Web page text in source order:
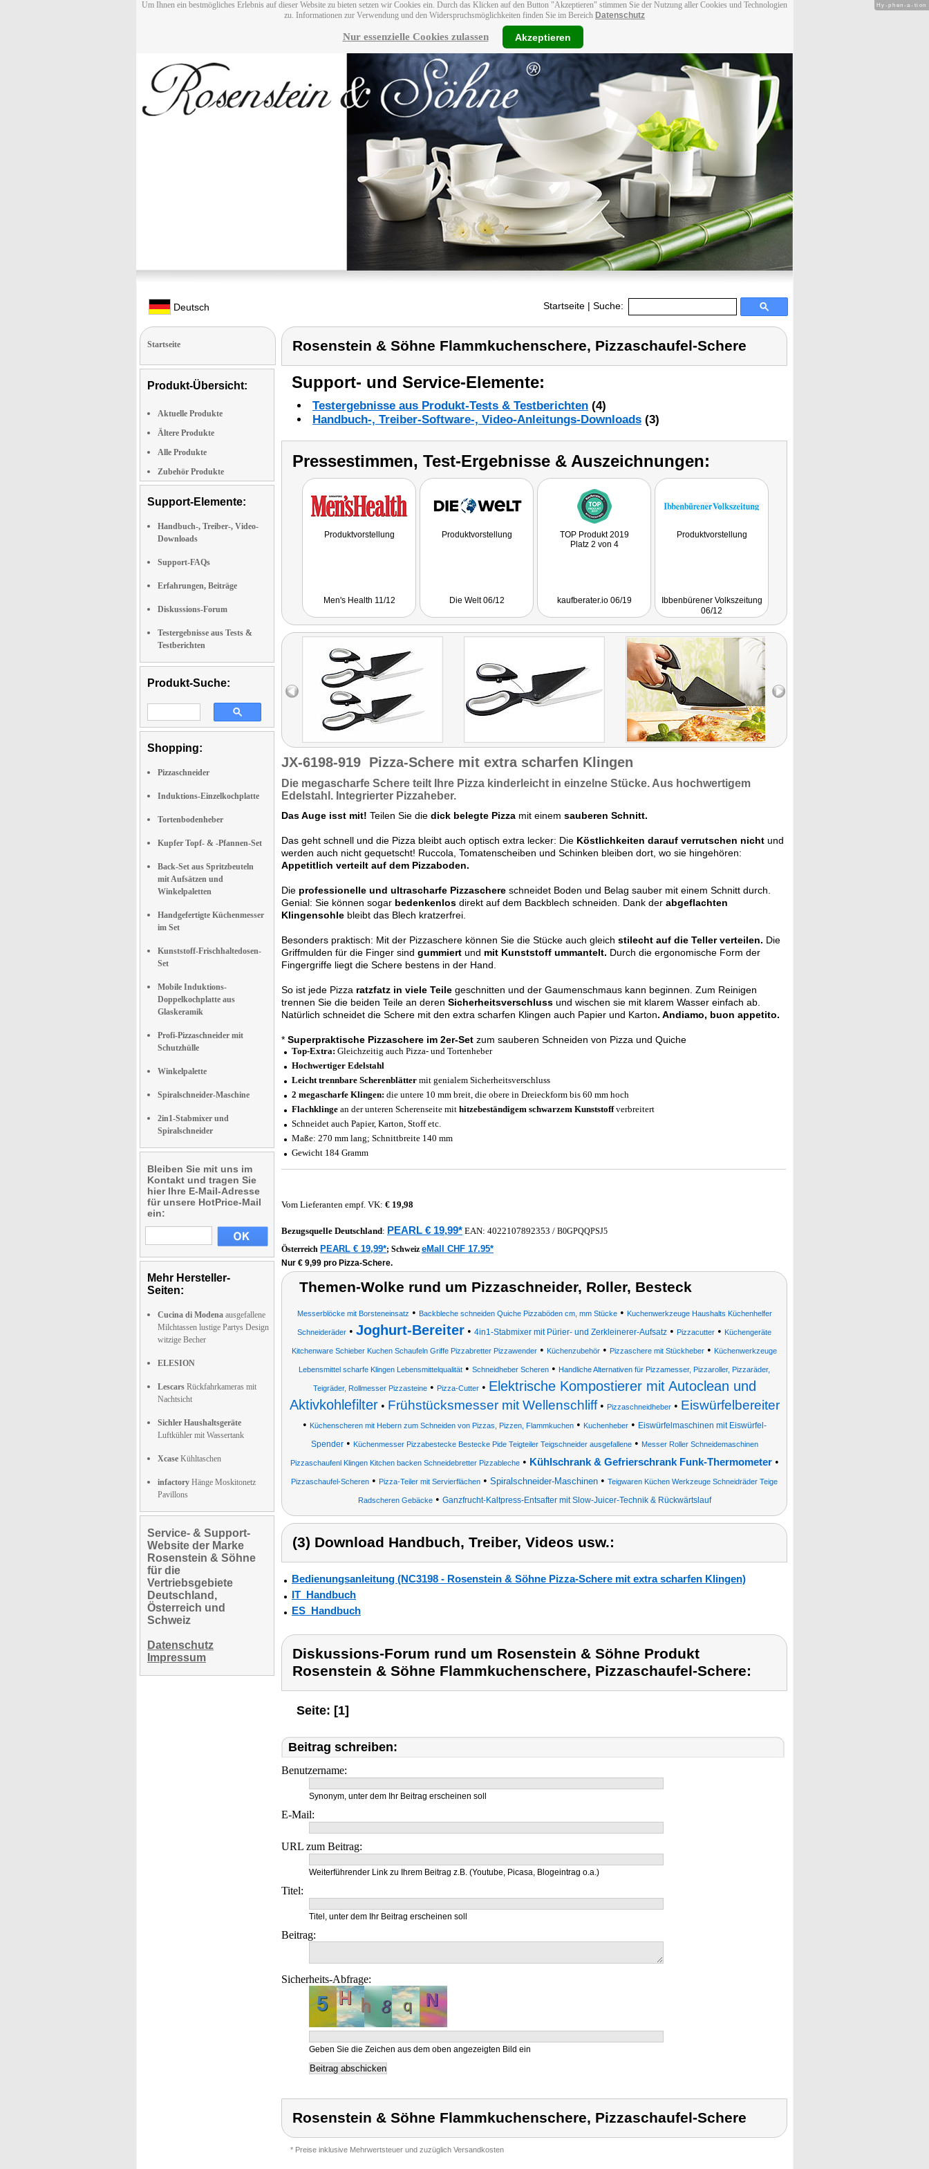
Um Ihnen ein bestmögliches Erlebnis auf dieser Website zu bieten setzen wir Cookies ein. Durch das Klicken auf den Button "Akzeptieren" stimmen Sie der Nutzung aller Cookies und Technologien
zu. Informationen zur Verwendung und den Widerspruchsmöglichkeiten finden Sie im Bereich Datenschutz
Nur essenzielle Cookies zulassen Akzeptieren
Deutsch Startseite | Suche:
Startseite
Produkt-Übersicht:
Aktuelle Produkte
Ältere Produkte
Alle Produkte
Zubehör Produkte
Support-Elemente:
Handbuch-, Treiber-, Video-
Downloads
Support-FAQs
Erfahrungen, Beiträge
Diskussions-Forum
Testergebnisse aus Tests &
Testberichten
Produkt-Suche:
Shopping:
Pizzaschneider
Induktions-Einzelkochplatte
Tortenbodenheber
Kupfer Topf- & -Pfannen-Set
Back-Set aus Spritzbeuteln
mit Aufsätzen und
Winkelpaletten
Handgefertigte Küchenmesser
im Set
Kunststoff-Frischhaltedosen-
Set
Mobile Induktions-
Doppelkochplatte aus
Glaskeramik
Profi-Pizzaschneider mit
Schutzhülle
Winkelpalette
Spiralschneider-Maschine
2in1-Stabmixer und
Spiralschneider
Bleiben Sie mit uns im
Kontakt und tragen Sie
hier Ihre E-Mail-Adresse
für unsere HotPrice-Mail
ein:
Mehr Hersteller-
Seiten:
Cucina di Modena ausgefallene
Milchtassen lustige Partys Design
witzige Becher
ELESION
Lescars Rückfahrkameras mit
Nachtsicht
Sichler Haushaltsgeräte
Luftkühler mit Wassertank
Xcase Kühltaschen
infactory Hänge Moskitonetz
Pavillons
Service- & Support-
Website der Marke
Rosenstein & Söhne
für die
Vertriebsgebiete
Deutschland,
Österreich und
Schweiz
Datenschutz
Impressum
Rosenstein & Söhne Flammkuchenschere, Pizzaschaufel-Schere
Support- und Service-Elemente:
Testergebnisse aus Produkt-Tests & Testberichten (4)
Handbuch-, Treiber-Software-, Video-Anleitungs-Downloads (3)
Pressestimmen, Test-Ergebnisse & Auszeichnungen:
Produktvorstellung
Men's Health 11/12
Produktvorstellung
Die Welt 06/12
TOP Produkt 2019
Platz 2 von 4
kaufberater.io 06/19
Produktvorstellung
Ibbenbürener Volkszeitung
06/12
JX-6198-919 Pizza-Schere mit extra scharfen Klingen
Die megascharfe Schere teilt Ihre Pizza kinderleicht in einzelne Stücke. Aus hochwertigem
Edelstahl. Integrierter Pizzaheber.
Das Auge isst mit! Teilen Sie die dick belegte Pizza mit einem sauberen Schnitt.
Das geht schnell und die Pizza bleibt auch optisch extra lecker: Die Köstlichkeiten darauf verrutschen nicht und
werden auch nicht gequetscht! Ruccola, Tomatenscheiben und Schinken bleiben dort, wo sie hingehören:
Appetitlich verteilt auf dem Pizzaboden.
Die professionelle und ultrascharfe Pizzaschere schneidet Boden und Belag sauber mit einem Schnitt durch.
Genial: Sie können sogar bedenkenlos direkt auf dem Backblech schneiden. Dank der abgeflachten
Klingensohle bleibt das Blech kratzerfrei.
Besonders praktisch: Mit der Pizzaschere können Sie die Stücke auch gleich stilecht auf die Teller verteilen. Die
Griffmulden für die Finger sind gummiert und mit Kunststoff ummantelt. Durch die ergonomische Form der
Fingergriffe liegt die Schere bestens in der Hand.
So ist jede Pizza ratzfatz in viele Teile geschnitten und der Gaumenschmaus kann beginnen. Zum Reinigen
trennen Sie die beiden Teile an deren Sicherheitsverschluss und wischen sie mit klarem Wasser einfach ab.
Natürlich schneidet die Schere mit den extra scharfen Klingen auch Papier und Karton. Andiamo, buon appetito.
* Superpraktische Pizzaschere im 2er-Set zum sauberen Schneiden von Pizza und Quiche
Top-Extra: Gleichzeitig auch Pizza- und Tortenheber
Hochwertiger Edelstahl
Leicht trennbare Scherenblätter mit genialem Sicherheitsverschluss
2 megascharfe Klingen: die untere 10 mm breit, die obere in Dreieckform bis 60 mm hoch
Flachklinge an der unteren Scherenseite mit hitzebeständigem schwarzem Kunststoffverbreitert
Schneidet auch Papier, Karton, Stoff etc.
Maße: 270 mm lang; Schnittbreite 140 mm
Gewicht 184 Gramm
Vom Lieferanten empf. VK: € 19,98
Bezugsquelle Deutschland: PEARL € 19,99* EAN: 4022107892353 / B0GPQQPSJ5
Österreich PEARL € 19,99*; Schweiz eMall CHF 17.95*
Nur € 9,99 pro Pizza-Schere.
Themen-Wolke rund um Pizzaschneider, Roller, Besteck
Messerblöcke mit Borsteneinsatz • Backbleche schneiden Quiche Pizzaböden cm, mm Stücke• Kuchenwerkzeuge Haushalts Küchenhelfer
Schneideräder • Joghurt-Bereiter • 4in1-Stabmixer mit Pürier- und Zerkleinerer-Aufsatz • Pizzacutter • Küchengeräte
Kitchenware Schieber Kuchen Schaufeln Griffe Pizzabretter Pizzawender • Küchenzubehör • Pizzaschere mit Stückheber • Küchenwerkzeuge
Lebensmittel scharfe Klingen Lebensmittelqualität • Schneidheber Scheren • Handliche Alternativen für Pizzamesser, Pizzaroller, Pizzaräder,
Teigräder, Rollmesser Pizzasteine• Pizza-Cutter• Elektrische Kompostierer mit Autoclean und
Aktivkohlefilter• Frühstücksmesser mit Wellenschliff• Pizzaschneidheber• Eiswürfelbereiter
• Küchenscheren mit Hebern zum Schneiden von Pizzas, Pizzen, Flammkuchen• Kuchenheber• Eiswürfelmaschinen mit Eiswürfel-
Spender• Küchenmesser Pizzabestecke Bestecke Pide Teigteiler Teigschneider ausgefallene• Messer Roller Schneidemaschinen
Pizzaschaufenl Klingen Kitchen backen Schneidebretter Pizzableche• Kühlschrank & Gefrierschrank Funk-Thermometer•
Pizzaschaufel-Scheren • Pizza-Teiler mit Servierflächen • Spiralschneider-Maschinen • Teigwaren Küchen Werkzeuge Schneidräder Teige
Radscheren Gebäcke• Ganzfrucht-Kaltpress-Entsafter mit Slow-Juicer-Technik & Rückwärtslauf
(3) Download Handbuch, Treiber, Videos usw.:
Bedienungsanleitung (NC3198 - Rosenstein & Söhne Pizza-Schere mit extra scharfen Klingen)
IT_Handbuch
ES_Handbuch
Diskussions-Forum rund um Rosenstein & Söhne Produkt
Rosenstein & Söhne Flammkuchenschere, Pizzaschaufel-Schere:
Seite: [1]
Beitrag schreiben:
Benutzername:
Synonym, unter dem Ihr Beitrag erscheinen soll
E-Mail:
URL zum Beitrag:
Weiterführender Link zu Ihrem Beitrag z.B. (Youtube, Picasa, Blogeintrag o.a.)
Titel:
Titel, unter dem Ihr Beitrag erscheinen soll
Beitrag:
Sicherheits-Abfrage:
Geben Sie die Zeichen aus dem oben angezeigten Bild ein
Rosenstein & Söhne Flammkuchenschere, Pizzaschaufel-Schere
* Preise inklusive Mehrwertsteuer und zuzüglich Versandkosten
Hy-phen-a-tion